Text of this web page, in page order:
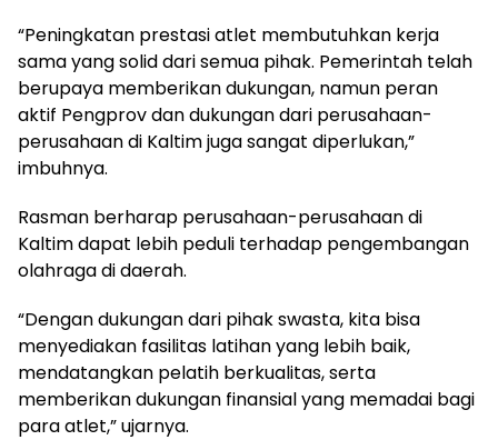
“Peningkatan prestasi atlet membutuhkan kerja
sama yang solid dari semua pihak. Pemerintah telah
berupaya memberikan dukungan, namun peran
aktif Pengprov dan dukungan dari perusahaan-
perusahaan di Kaltim juga sangat diperlukan,”
imbuhnya.
Rasman berharap perusahaan-perusahaan di
Kaltim dapat lebih peduli terhadap pengembangan
olahraga di daerah.
“Dengan dukungan dari pihak swasta, kita bisa
menyediakan fasilitas latihan yang lebih baik,
mendatangkan pelatih berkualitas, serta
memberikan dukungan finansial yang memadai bagi
para atlet,” ujarnya.